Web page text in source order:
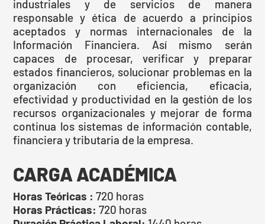
industriales y de servicios de manera
responsable y ética de acuerdo a principios
aceptados y normas internacionales de la
Información Financiera. Así mismo serán
capaces de procesar, verificar y preparar
estados financieros, solucionar problemas en la
organización con eficiencia, eficacia,
efectividad y productividad en la gestión de los
recursos organizacionales y mejorar de forma
continua los sistemas de información contable,
financiera y tributaria de la empresa.
CARGA ACADÉMICA
Horas Teóricas : 720 horas
Horas Prácticas: 720 horas